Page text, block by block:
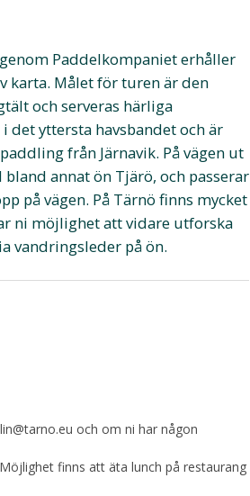
Paddelkompaniet erhåller
karta. Målet för turen är den
och serveras härliga
det yttersta havsbandet och är
från Järnavik. På vägen ut
annat ön Tjärö, och passerar
på vägen. På Tärnö finns mycket
ni möjlighet att vidare utforska
vandringsleder på ön.
och om ni har någon
finns att äta lunch på restaurang